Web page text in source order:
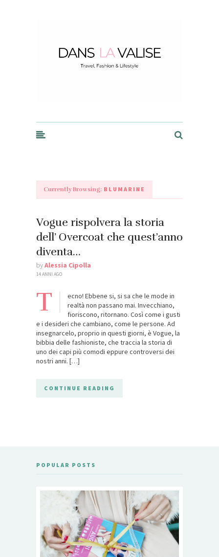
Currently Browsing: BLUMARINE
Vogue rispolvera la storia
dell’ Overcoat che quest’anno
diventa…
byAlessia Cipolla
14 ANNI AGO
T
ecno! Ebbene si, si sa che le mode in
realtà non passano mai. Invecchiano,
fioriscono, ritornano. Così come i gusti
e i desideri che cambiano, come le persone. Ad
insegnarcelo, proprio in questi giorni, è Vogue, la
bibbia delle fashioniste, che traccia la storia di
uno dei capi più comodi eppure controversi dei
nostri anni. […]
CONTINUE READING
POPULAR POSTS